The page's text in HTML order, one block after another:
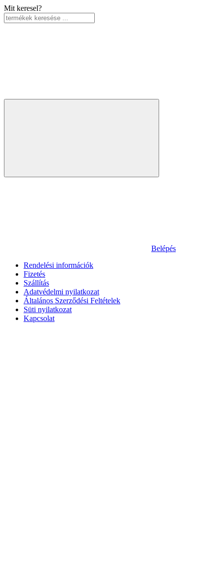
Mit keresel?
Belépés
Rendelési információk
Fizetés
Szállítás
Adatvédelmi nyilatkozat
Általános Szerződési Feltételek
Süti nyilatkozat
Kapcsolat